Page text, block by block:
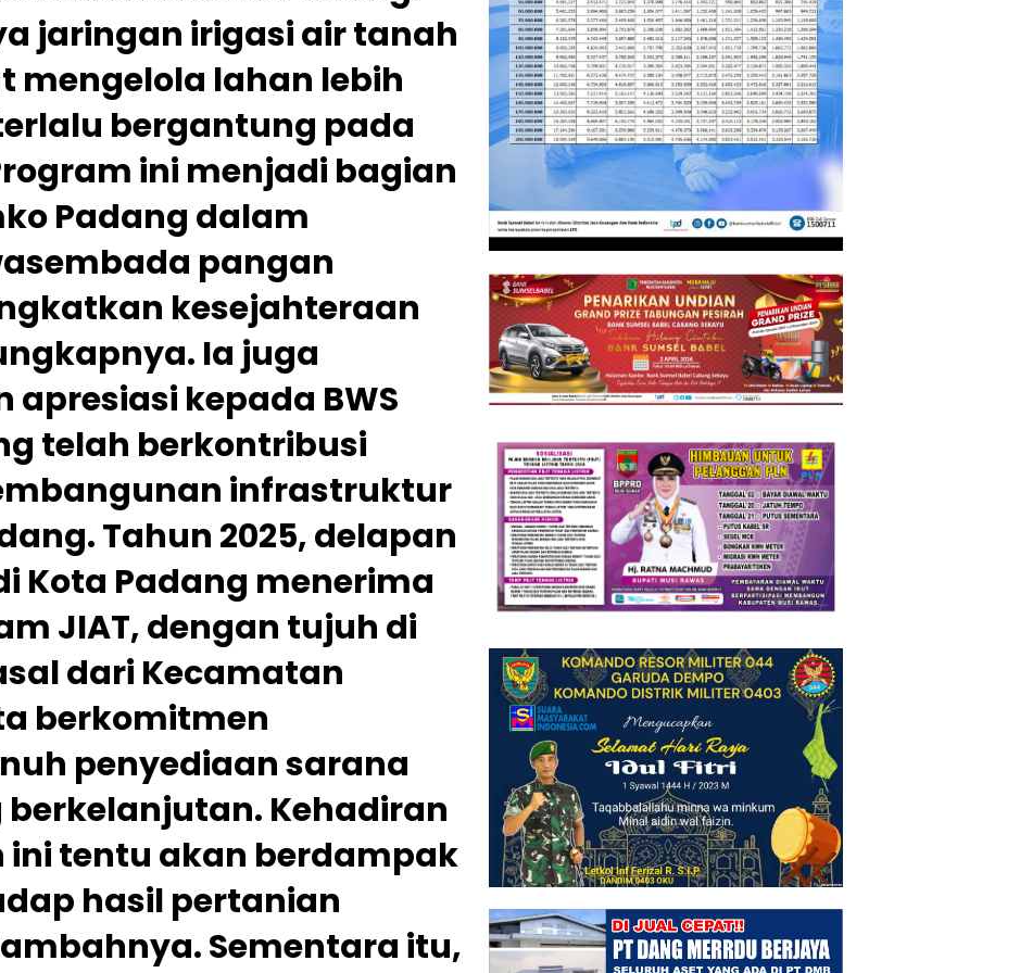
jaringan irigasi air tanah
mengelola lahan lebih
bergantung pada
ini menjadi bagian
Padang dalam
pangan
kesejahteraan
Ia juga
kepada BWS
telah berkontribusi
infrastruktur
Tahun 2025, delapan
Kota Padang menerima
JIAT, dengan tujuh di
dari Kecamatan
berkomitmen
penyediaan sarana
Kehadiran
ini tentu akan berdampak
hasil pertanian
Sementara itu,